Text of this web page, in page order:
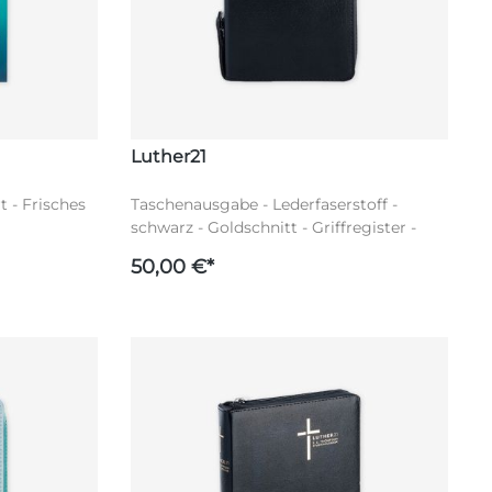
- Frisches
Luther21
Taschenausgabe - Lederfaserstoff -
schwarz - Goldschnitt - Griffregister -
50,00 €*